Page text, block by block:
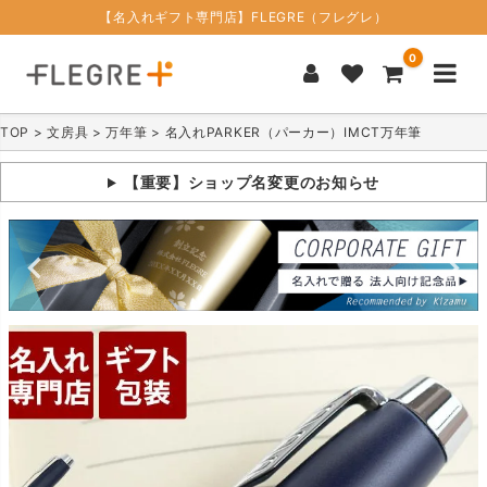
【名入れギフト専門店】FLEGRE（フレグレ）
0
TOP 文房具 万年筆 名入れPARKER（パーカー）IMCT万年筆
【重要】ショップ名変更のお知らせ